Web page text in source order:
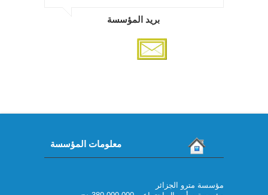
بريد المؤسسة
معلومات المؤسسة
مؤسسة مترو الجزائر